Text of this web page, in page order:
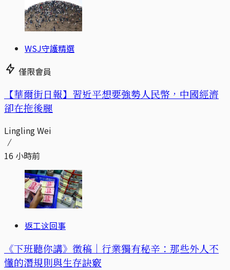
WSJ守護精選
僅限會員
【華爾街日報】習近平想要強勢人民幣，中國經濟
卻在拖後腿
Lingling Wei
16 小時前
返工这回事
《下班聽你講》徵稿｜行業獨有秘辛：那些外人不
懂的潛規則與生存訣竅